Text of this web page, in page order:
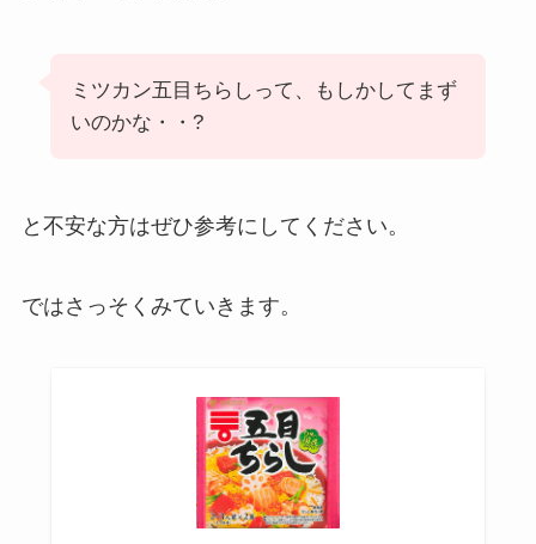
ミツカン五目ちらしって、もしかしてまず
いのかな・・?
と不安な方はぜひ参考にしてください。
ではさっそくみていきます。